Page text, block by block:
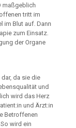
maßgeblich
tritt im
im Blut auf. Dann
zum Einsatz.
der Organe
dar, da sie die
und
wird das Herz
und Ärzt:in
Betroffenen
wird ein